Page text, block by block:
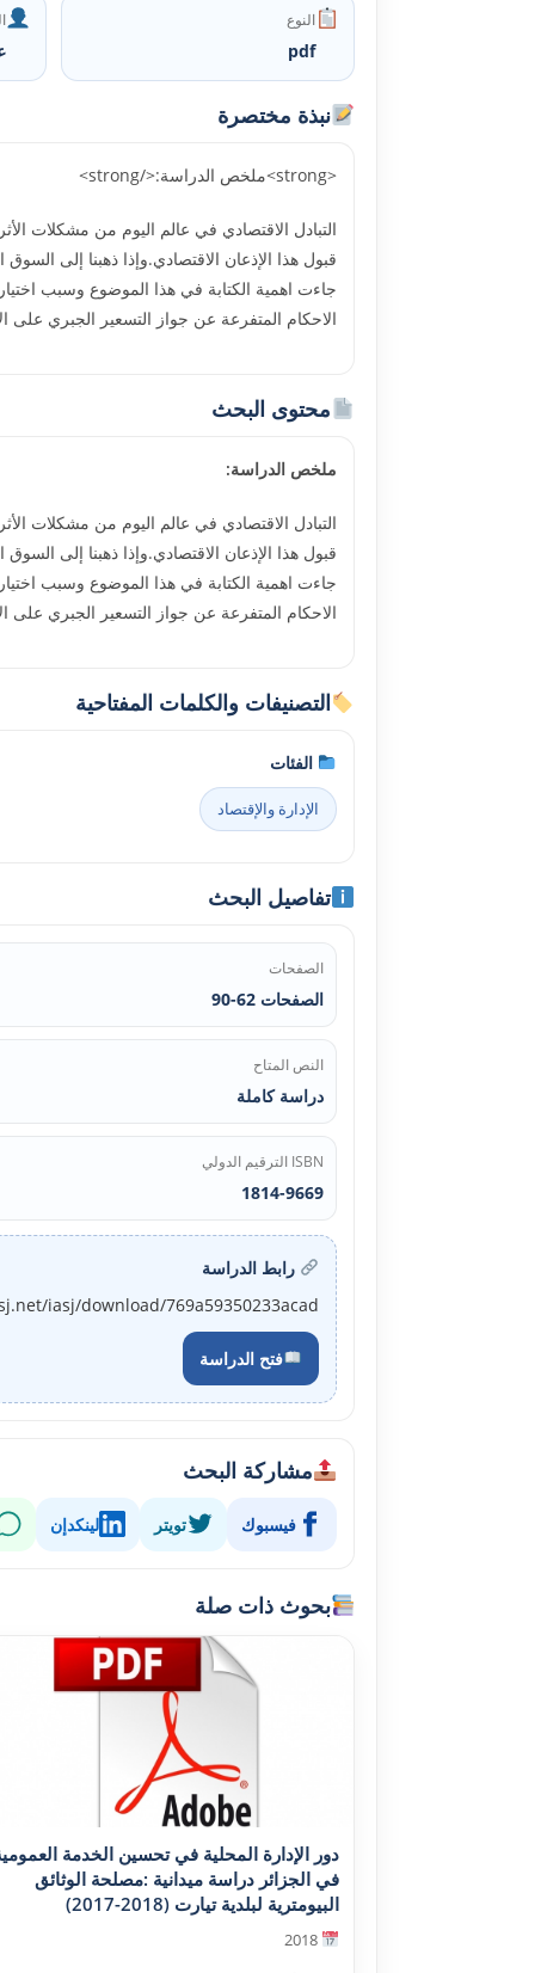
النوع
pdf
نبذة مختصرة
<strong>ملخص الدراسة:</strong>
التبادل الاقتصادي في عالم اليوم من مشكلات
قبول هذا الإذعان الاقتصادي.وإذا ذهبنا إلى السوق
جاءت اهمية الكتابة في هذا الموضوع وسبب
الاحكام المتفرعة عن جواز التسعير الجبري على
محتوى البحث
ملخص الدراسة:
التبادل الاقتصادي في عالم اليوم من مشكلات
قبول هذا الإذعان الاقتصادي.وإذا ذهبنا إلى السوق
جاءت اهمية الكتابة في هذا الموضوع وسبب
الاحكام المتفرعة عن جواز التسعير الجبري على
التصنيفات والكلمات المفتاحية
الفئات
الإدارة والإقتصاد
تفاصيل البحث
الصفحات
الصفحات 62-90
النص المتاح
دراسة كاملة
ISBN الترقيم الدولي
1814-9669
رابط الدراسة
iasj/download/769a59350233acad
فتح الدراسة
مشاركة البحث
فيسبوك تويتر لينكدإن
بحوث ذات صلة
دور الإدارة المحلية في تحسين الخدمة
في الجزائر دراسة ميدانية :مصلحة الوثائق
البيومترية لبلدية تيارت (2018-2017)